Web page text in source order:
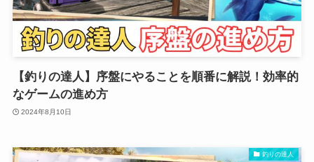
【釣りの達人】序盤にやることを順番に解説！効率的
なゲームの進め方
2024年8月10日
釣りの達人